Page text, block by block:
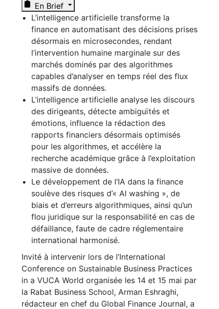
En Brief
L’intelligence artificielle transforme la
finance en automatisant des décisions prises
désormais en microsecondes, rendant
l’intervention humaine marginale sur des
marchés dominés par des algorithmes
capables d’analyser en temps réel des flux
massifs de données.
L’intelligence artificielle analyse les discours
des dirigeants, détecte ambiguïtés et
émotions, influence la rédaction des
rapports financiers désormais optimisés
pour les algorithmes, et accélère la
recherche académique grâce à l’exploitation
massive de données.
Le développement de l’IA dans la finance
soulève des risques d’« AI washing », de
biais et d’erreurs algorithmiques, ainsi qu’un
flou juridique sur la responsabilité en cas de
défaillance, faute de cadre réglementaire
international harmonisé.
Invité à intervenir lors de l’International
Conference on Sustainable Business Practices
in a VUCA World organisée les 14 et 15 mai par
la Rabat Business School, Arman Eshraghi,
rédacteur en chef du Global Finance Journal, a